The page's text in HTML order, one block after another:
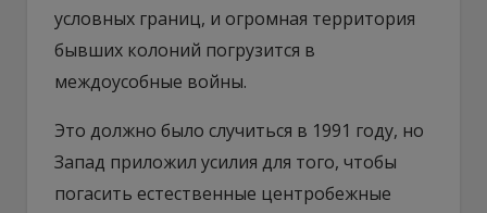
условных границ, и огромная территория
бывших колоний погрузится в
междоусобные войны.
Это должно было случиться в 1991 году, но
Запад приложил усилия для того, чтобы
погасить естественные центробежные